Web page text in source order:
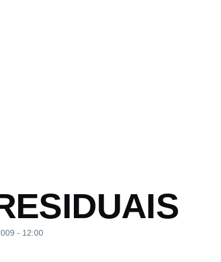
- 12:00